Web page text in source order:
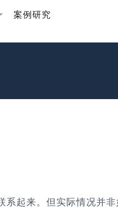
案例研究
起来。但实际情况并